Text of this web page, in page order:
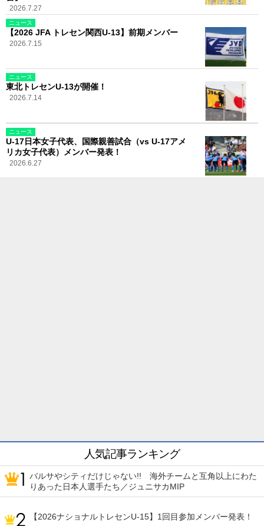
2026.7.27
ニュース
【2026 JFA トレセン関西U-13】前期メンバー
2026.7.15
ニュース
東北トレセンU-13が開催！
2026.7.14
ニュース
U-17日本女子代表、国際親善試合（vs U-17アメ
リカ女子代表）メンバー発表！
2026.6.27
人気記事ランキング
バルサやシティだけじゃない!! 海外チームと互角以上にわた
りあった日本人選手たち／ジュニサカMIP
【2026ナショナルトレセンU-15】1回目参加メンバー発表！